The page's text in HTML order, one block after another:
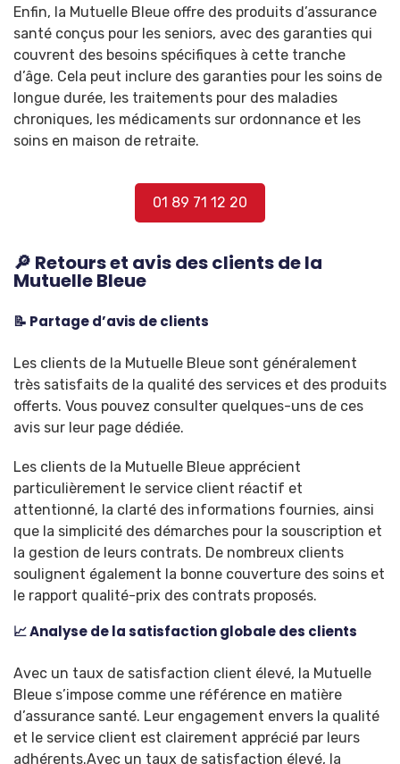
Enfin, la Mutuelle Bleue offre des produits d’assurance
santé conçus pour les seniors, avec des garanties qui
couvrent des besoins spécifiques à cette tranche
d’âge. Cela peut inclure des garanties pour les soins de
longue durée, les traitements pour des maladies
chroniques, les médicaments sur ordonnance et les
soins en maison de retraite.
01 89 71 12 20
🔎 Retours et avis des clients de la
Mutuelle Bleue
📝 Partage d’avis de clients
Les clients de la Mutuelle Bleue sont généralement
très satisfaits de la qualité des services et des produits
offerts. Vous pouvez consulter quelques-uns de ces
avis sur leur page dédiée.
Les clients de la Mutuelle Bleue apprécient
particulièrement le service client réactif et
attentionné, la clarté des informations fournies, ainsi
que la simplicité des démarches pour la souscription et
la gestion de leurs contrats. De nombreux clients
soulignent également la bonne couverture des soins et
le rapport qualité-prix des contrats proposés.
📈 Analyse de la satisfaction globale des clients
Avec un taux de satisfaction client élevé, la Mutuelle
Bleue s’impose comme une référence en matière
d’assurance santé. Leur engagement envers la qualité
et le service client est clairement apprécié par leurs
adhérents.Avec un taux de satisfaction élevé, la